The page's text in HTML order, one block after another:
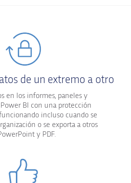
de un extremo a otro
en los informes, paneles y
BI con una protección
incluso cuando se
o se exporta a otros
y PDF.